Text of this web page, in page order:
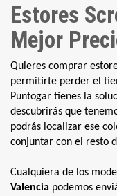
Estores
Mejor
Quieres comprar
permitirte perder el
Puntogar tienes la
descubrirás que
podrás localizar ese
conjuntar con el resto
Cualquiera de los
Valencia podemos